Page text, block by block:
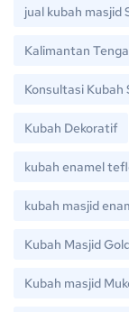
jual kubah masjid
Kalimantan
Konsultasi Kubah
Kubah Dekoratif
kubah enamel
kubah masjid
Kubah Masjid
Kubah masjid